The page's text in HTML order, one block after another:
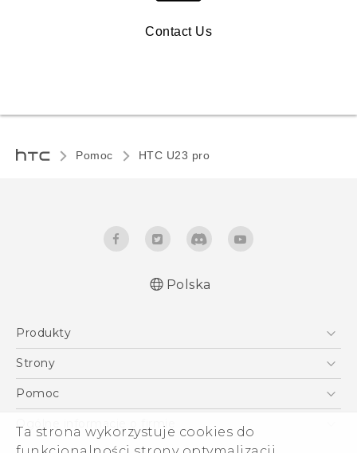
Ta strona wykorzystuje cookies do
Contact Us
Pomoc HTC U23 pro‎
Instrukcje bezpieczeństwa i regulacje prawne
Polska
Produkty
Smartfony
VIVE
Akcesoria
Strony
HTC Vive
Pomoc
Pomoc E-commerce
Ogólne informacje o firmie